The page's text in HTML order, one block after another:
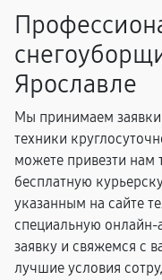
Ярославле
Мы принимаем
техники
можете привезти нам
бесплатную
указанным на сайте
специальную онлайн-
заявку и свяжемся с
лучшие условия